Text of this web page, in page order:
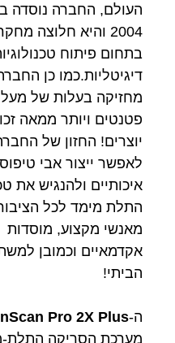
העולם, החברה נוסדה
2004 והיא חלוצה
בתחום פיתוח
דיגיטליות.כמו כן
פטנטים ויותר ממאה
יוצרים! החזון של
לאפשר ייצור אבי טיפוס
איכותיים ולהנגיש את
התלת מימד לכל
מאנשי מקצוע, מוסדות
אקדמאיים וכמובן
הביתי!
ה-Pro 2X Plus
מערכת הסריקה